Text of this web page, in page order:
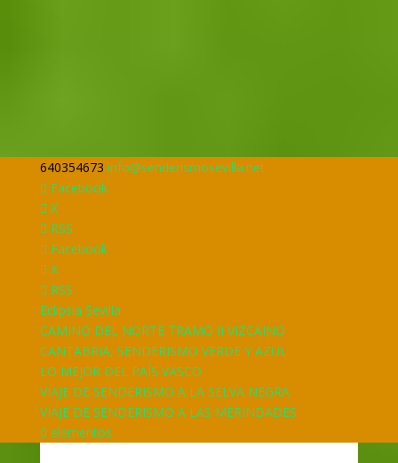
640354673 info@senderismosevilla.net
Facebook
X
RSS
Facebook
X
RSS
Eclipsia Sevilla
CAMINO DEL NORTE TRAMO II VIZCAINO
CANTABRIA, SENDERISMO VERDE Y AZUL
LO MEJOR DEL PAÍS VASCO
VIAJE DE SENDERISMO A LA SELVA NEGRA
VIAJE DE SENDERISMO A LAS MERINDADES
0 elementos